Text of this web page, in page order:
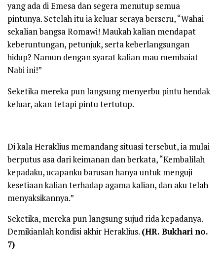
yang ada di Emesa dan segera menutup semua
pintunya. Setelah itu ia keluar seraya berseru, “Wahai
sekalian bangsa Romawi! Maukah kalian mendapat
keberuntungan, petunjuk, serta keberlangsungan
hidup? Namun dengan syarat kalian mau membaiat
Nabi ini!”
Seketika mereka pun langsung menyerbu pintu hendak
keluar, akan tetapi pintu tertutup.
Di kala Heraklius memandang situasi tersebut, ia mulai
berputus asa dari keimanan dan berkata, “Kembalilah
kepadaku, ucapanku barusan hanya untuk menguji
kesetiaan kalian terhadap agama kalian, dan aku telah
menyaksikannya.”
Seketika, mereka pun langsung sujud rida kepadanya.
Demikianlah kondisi akhir Heraklius. (HR. Bukhari no.
7)